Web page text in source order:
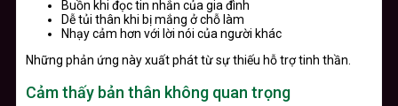
Buồn khi đọc tin nhắn của gia đình
Dễ tủi thân khi bị mắng ở chỗ làm
Nhạy cảm hơn với lời nói của người khác
Những phản ứng này xuất phát từ sự thiếu hỗ trợ tinh thần.
Cảm thấy bản thân không quan trọng